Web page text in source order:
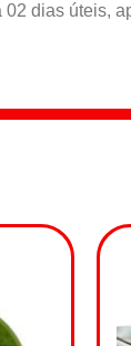
dias